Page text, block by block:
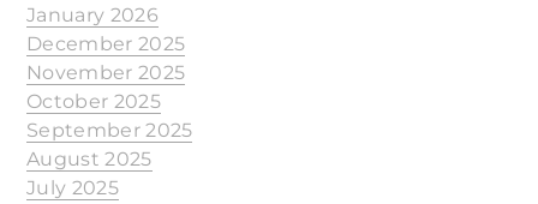
January 2026
December 2025
November 2025
October 2025
September 2025
August 2025
July 2025